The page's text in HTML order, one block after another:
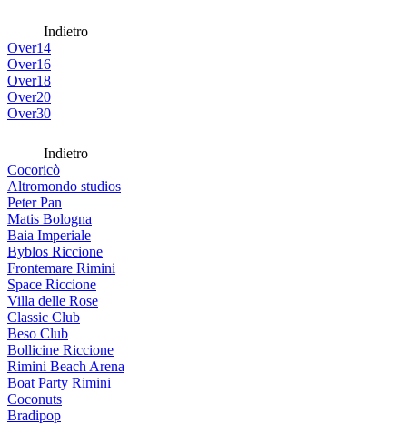
Indietro
Over14
Over16
Over18
Over20
Over30
Indietro
Cocoricò
Altromondo studios
Peter Pan
Matis Bologna
Baia Imperiale
Byblos Riccione
Frontemare Rimini
Space Riccione
Villa delle Rose
Classic Club
Beso Club
Bollicine Riccione
Rimini Beach Arena
Boat Party Rimini
Coconuts
Bradipop